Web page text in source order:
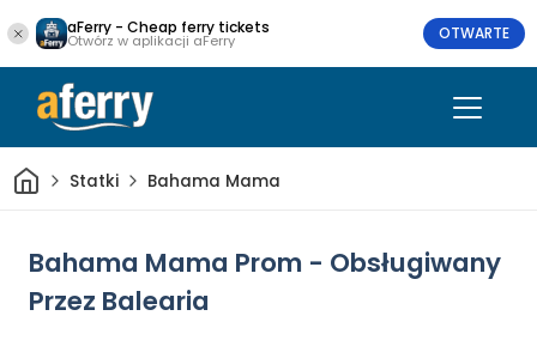
aFerry - Cheap ferry tickets
Otwórz w aplikacji aFerry OTWARTE
DomStatki Bahama Mama
Bahama Mama Prom - Obsługiwany
Przez Balearia